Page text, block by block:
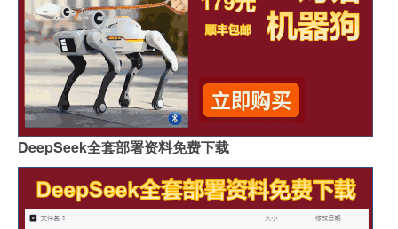
DeepSeek全套部署资料免费下载